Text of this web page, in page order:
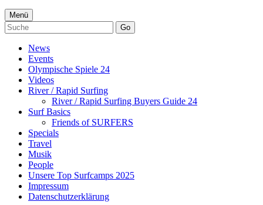
Menü
Go
News
Events
Olympische Spiele 24
Videos
River / Rapid Surfing
River / Rapid Surfing Buyers Guide 24
Surf Basics
Friends of SURFERS
Specials
Travel
Musik
People
Unsere Top Surfcamps 2025
Impressum
Datenschutzerklärung